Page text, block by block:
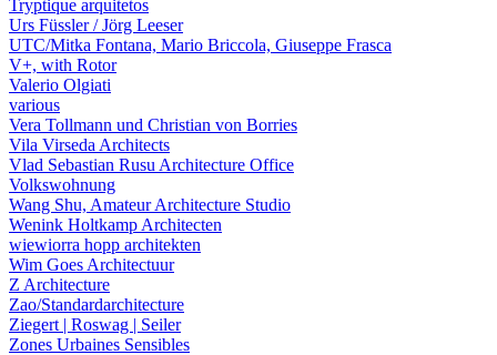
Tryptique arquitetos
Urs Füssler / Jörg Leeser
UTC/Mitka Fontana, Mario Briccola, Giuseppe Frasca
V+, with Rotor
Valerio Olgiati
various
Vera Tollmann und Christian von Borries
Vila Virseda Architects
Vlad Sebastian Rusu Architecture Office
Volkswohnung
Wang Shu, Amateur Architecture Studio
Wenink Holtkamp Architecten
wiewiorra hopp architekten
Wim Goes Architectuur
Z Architecture
Zao/Standardarchitecture
Ziegert | Roswag | Seiler
Zones Urbaines Sensibles